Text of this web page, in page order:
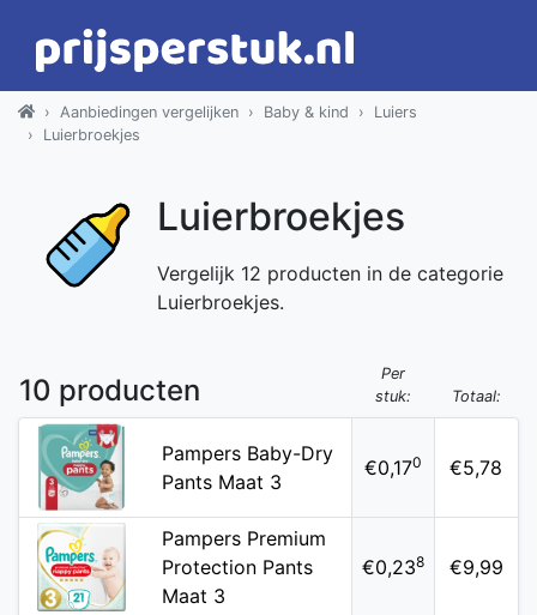
Aanbiedingen vergelijken Baby & kind
Luiers
Luierbroekjes
Luierbroekjes
Vergelijk 12 producten in de categorie
Luierbroekjes.
10 producten
Per
stuk:
Totaal:
Pampers Baby-Dry
Pants Maat 3
€0,170 €5,78
Pampers Premium
Protection Pants
Maat 3
€0,238 €9,99